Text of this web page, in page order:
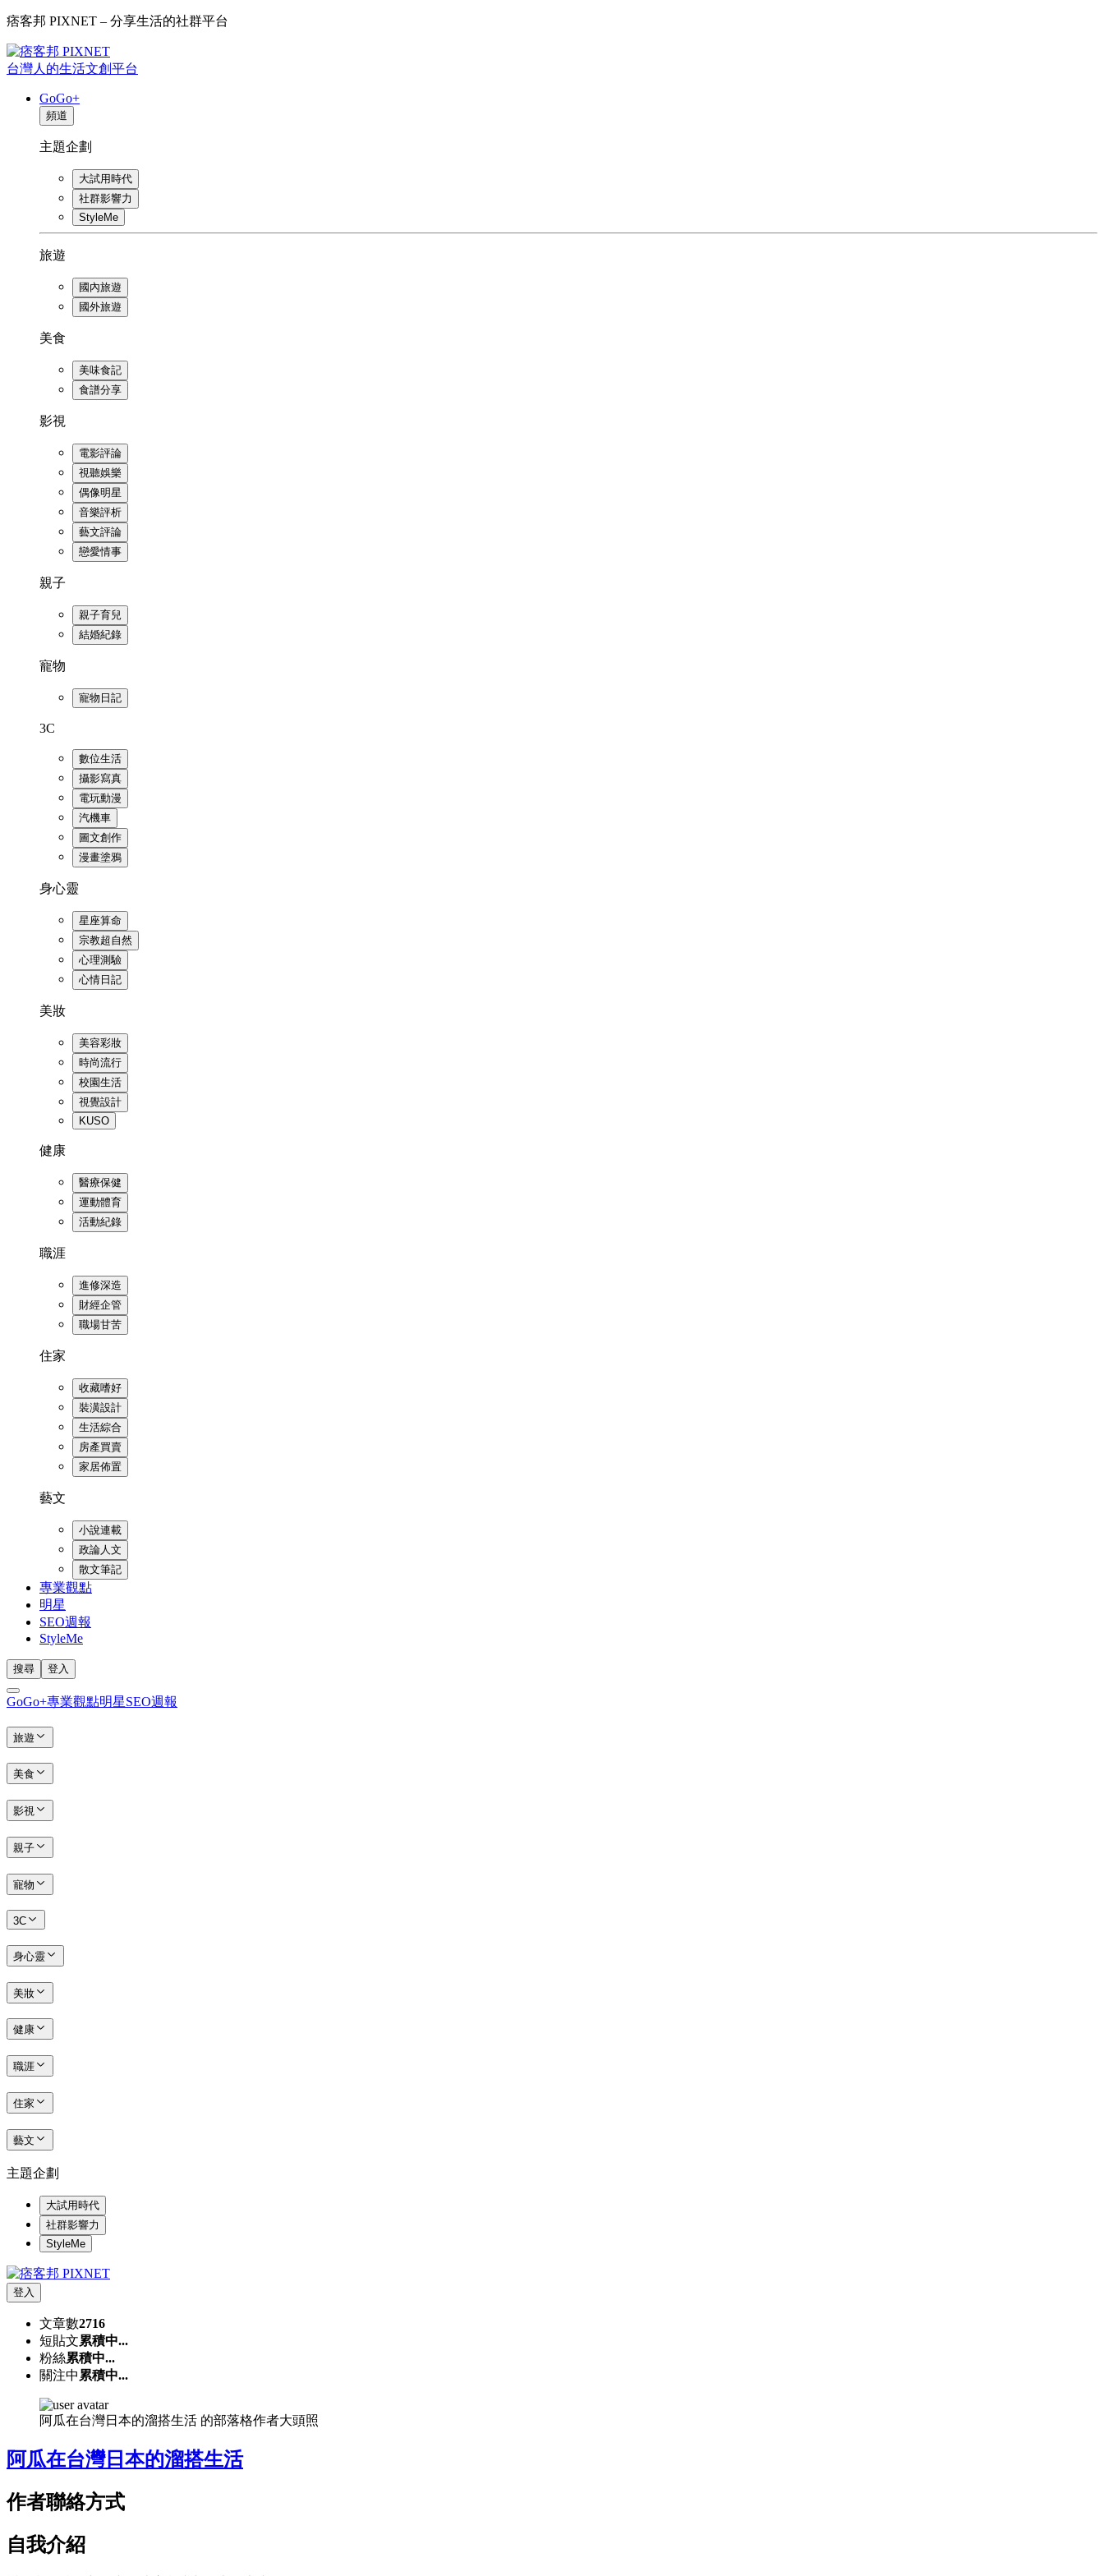
痞客邦 PIXNET – 分享生活的社群平台
台灣人的生活文創平台
GoGo+
頻道
主題企劃
大試用時代
社群影響力
StyleMe
旅遊
國內旅遊
國外旅遊
美食
美味食記
食譜分享
影視
電影評論
視聽娛樂
偶像明星
音樂評析
藝文評論
戀愛情事
親子
親子育兒
結婚紀錄
寵物
寵物日記
3C
數位生活
攝影寫真
電玩動漫
汽機車
圖文創作
漫畫塗鴉
身心靈
星座算命
宗教超自然
心理測驗
心情日記
美妝
美容彩妝
時尚流行
校園生活
視覺設計
KUSO
健康
醫療保健
運動體育
活動紀錄
職涯
進修深造
財經企管
職場甘苦
住家
收藏嗜好
裝潢設計
生活綜合
房產買賣
家居佈置
藝文
小說連載
政論人文
散文筆記
專業觀點
明星
SEO週報
StyleMe
搜尋 登入
GoGo+專業觀點明星SEO週報
旅遊
美食
影視
親子
寵物
3C
身心靈
美妝
健康
職涯
住家
藝文
主題企劃
大試用時代
社群影響力
StyleMe
登入
文章數2716
短貼文累積中...
粉絲累積中...
關注中 累積中...
阿瓜在台灣日本的溜搭生活 的部落格作者大頭照
阿瓜在台灣日本的溜搭生活
作者聯絡方式
自我介紹